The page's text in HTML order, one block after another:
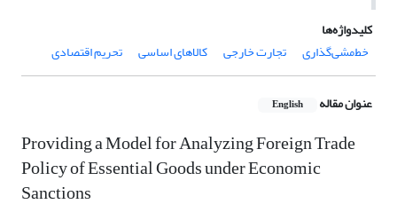
کلیدواژه‌ها
خط‌مشی‌گذاری
تجارت خارجی کالاهای اساسی تحریم اقتصادی
عنوان مقاله English
Providing a Model for Analyzing Foreign Trade
Policy of Essential Goods under Economic
Sanctions